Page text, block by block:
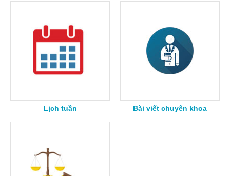
Lịch tuần Bài viết chuyên khoa